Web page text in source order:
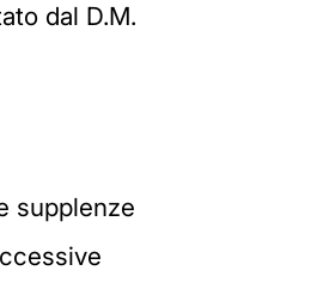
dal D.M.
supplenze